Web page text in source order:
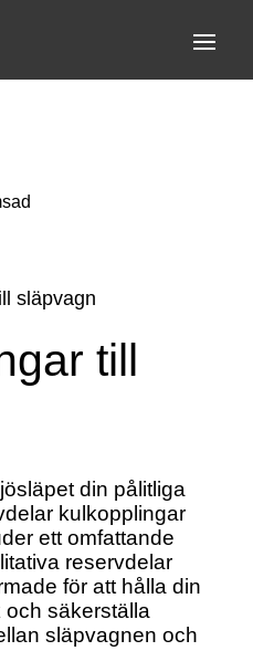
släpvagn
till
din pålitliga
kulkopplingar
ett omfattande
reservdelar
för att hålla din
säkerställa
släpvagnen och